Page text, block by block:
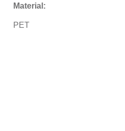
Material:
PET